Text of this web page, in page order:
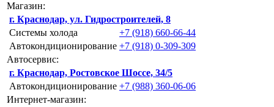
Магазин:
г. Краснодар, ул. Гидростроителей, 8
Системы холода
+7 (918) 660-66-44
Автокондиционирование +7 (918) 0-309-309
Автосервис:
г. Краснодар, Ростовское Шоссе, 34/5
Автокондиционирование +7 (988) 360-06-06
Интернет-магазин: